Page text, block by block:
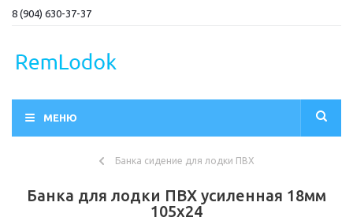
8 (904) 630-37-37
МЕНЮ
Банка сидение для лодки ПВХ
Банка для лодки ПВХ усиленная 18мм
105х24